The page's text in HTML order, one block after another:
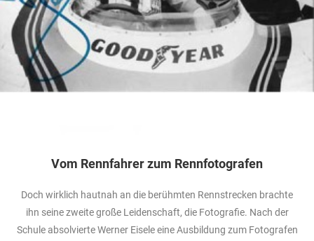
Vom Rennfahrer zum Rennfotografen
Doch wirklich hautnah an die berühmten Rennstrecken brachte
ihn seine zweite große Leidenschaft, die Fotografie. Nach der
Schule absolvierte Werner Eisele eine Ausbildung zum Fotografen